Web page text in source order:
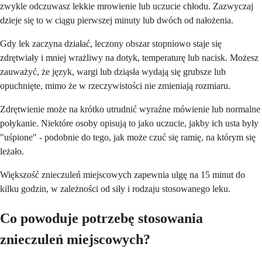
zwykle odczuwasz lekkie mrowienie lub uczucie chłodu. Zazwyczaj
dzieje się to w ciągu pierwszej minuty lub dwóch od nałożenia.
Gdy lek zaczyna działać, leczony obszar stopniowo staje się
zdrętwiały i mniej wrażliwy na dotyk, temperaturę lub nacisk. Możesz
zauważyć, że język, wargi lub dziąsła wydają się grubsze lub
opuchnięte, mimo że w rzeczywistości nie zmieniają rozmiaru.
Zdrętwienie może na krótko utrudnić wyraźne mówienie lub normalne
połykanie. Niektóre osoby opisują to jako uczucie, jakby ich usta były
"uśpione" - podobnie do tego, jak może czuć się ramię, na którym się
leżało.
Większość znieczuleń miejscowych zapewnia ulgę na 15 minut do
kilku godzin, w zależności od siły i rodzaju stosowanego leku.
Co powoduje potrzebę stosowania
znieczuleń miejscowych?